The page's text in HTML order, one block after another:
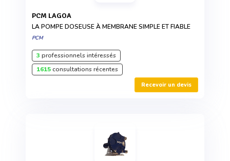
PCM LAGOA
LA POMPE DOSEUSE À MEMBRANE SIMPLE ET FIABLE
PCM
3 professionnels intéressés
1615consultations récentes
Recevoir un devis